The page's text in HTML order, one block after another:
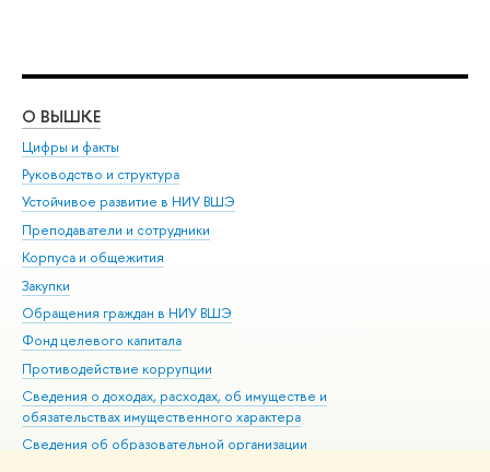
О ВЫШКЕ
Цифры и факты
Руководство и структура
Устойчивое развитие в НИУ ВШЭ
Преподаватели и сотрудники
Корпуса и общежития
Закупки
Обращения граждан в НИУ ВШЭ
Фонд целевого капитала
Противодействие коррупции
Сведения о доходах, расходах, об имуществе и
обязательствах имущественного характера
Сведения об образовательной организации